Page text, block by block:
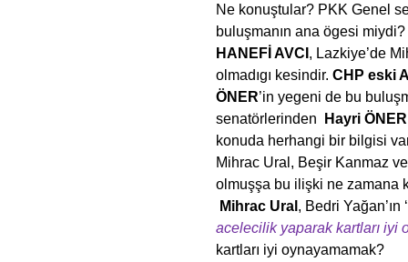
Ne konuştular? PKK Genel
buluşmanın ana ögesi miydi?
HANEFİ AVCI, Lazkiye’de
olmadıgı kesindir. CHP eski
ÖNER’in yegeni de bu
senatörlerinden Hayri
konuda herhangi bir bilgisi
Mihrac Ural, Beşir Kanmaz
olmuşşa bu ilişki ne zamana
Mihrac Ural, Bedri Yağan’ın ‘
acelecilik yaparak kartları iyi
kartları iyi oynayamamak?